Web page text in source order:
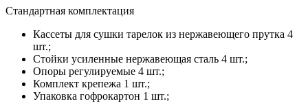
Стандартная комплектация
Кассеты для сушки тарелок из нержавеющего прутка 4
шт.;
Стойки усиленные нержавеющая сталь 4 шт.;
Опоры регулируемые 4 шт.;
Комплект крепежа 1 шт.;
Упаковка гофрокартон 1 шт.;